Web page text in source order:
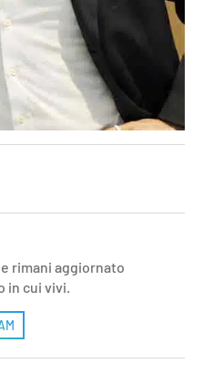
rimani aggiornato
cui vivi.